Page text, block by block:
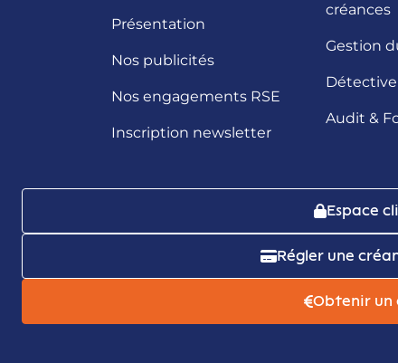
Présentation
Nos publicités
Nos engagements RSE
Inscription newsletter
créances
Gestion
Détective
Audit &
Espace
Régler une
Obtenir un